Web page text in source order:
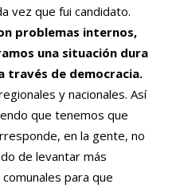
vez que fui candidato.
problemas internos,
una situación dura
través de democracia.
y nacionales. Así
que tenemos que
en la gente, no
de levantar más
para que